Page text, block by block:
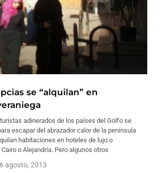
se “alquilan” en
adinerados de los países del Golfo se
escapar del abrazador calor de la península
habitaciones en hoteles de lujo o
o Alejandría. Pero algunos otros
6 agosto, 2013